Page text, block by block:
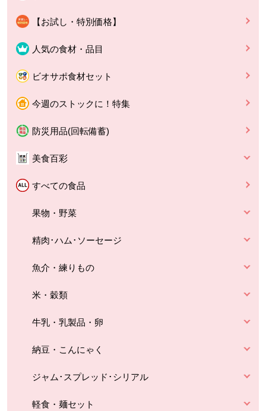
【お試し・特別価格】
人気の食材・品目
ビオサポ食材セット
今週のストックに！特集
防災用品(回転備蓄)
美食百彩
すべての食品
果物・野菜
精肉･ハム･ソーセージ
魚介・練りもの
米・穀類
牛乳・乳製品・卵
納豆・こんにゃく
ジャム･スプレッド･シリアル
軽食・麺セット